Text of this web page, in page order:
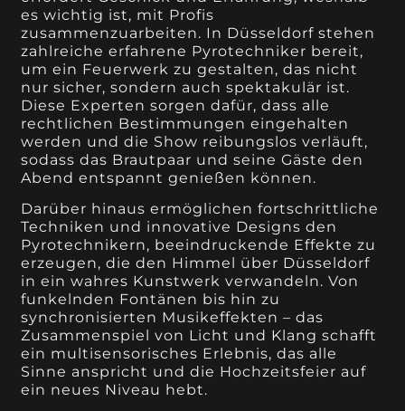
es wichtig ist, mit Profis
zusammenzuarbeiten. In Düsseldorf stehen
zahlreiche erfahrene Pyrotechniker bereit,
um ein Feuerwerk zu gestalten, das nicht
nur sicher, sondern auch spektakulär ist.
Diese Experten sorgen dafür, dass alle
rechtlichen Bestimmungen eingehalten
werden und die Show reibungslos verläuft,
sodass das Brautpaar und seine Gäste den
Abend entspannt genießen können.
Darüber hinaus ermöglichen fortschrittliche
Techniken und innovative Designs den
Pyrotechnikern, beeindruckende Effekte zu
erzeugen, die den Himmel über Düsseldorf
in ein wahres Kunstwerk verwandeln. Von
funkelnden Fontänen bis hin zu
synchronisierten Musikeffekten – das
Zusammenspiel von Licht und Klang schafft
ein multisensorisches Erlebnis, das alle
Sinne anspricht und die Hochzeitsfeier auf
ein neues Niveau hebt.